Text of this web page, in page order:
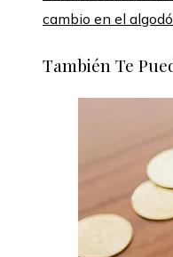
cambio en el
También Te